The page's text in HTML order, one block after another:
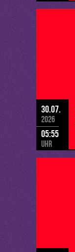
30.07.
2026
05:55
Uhr